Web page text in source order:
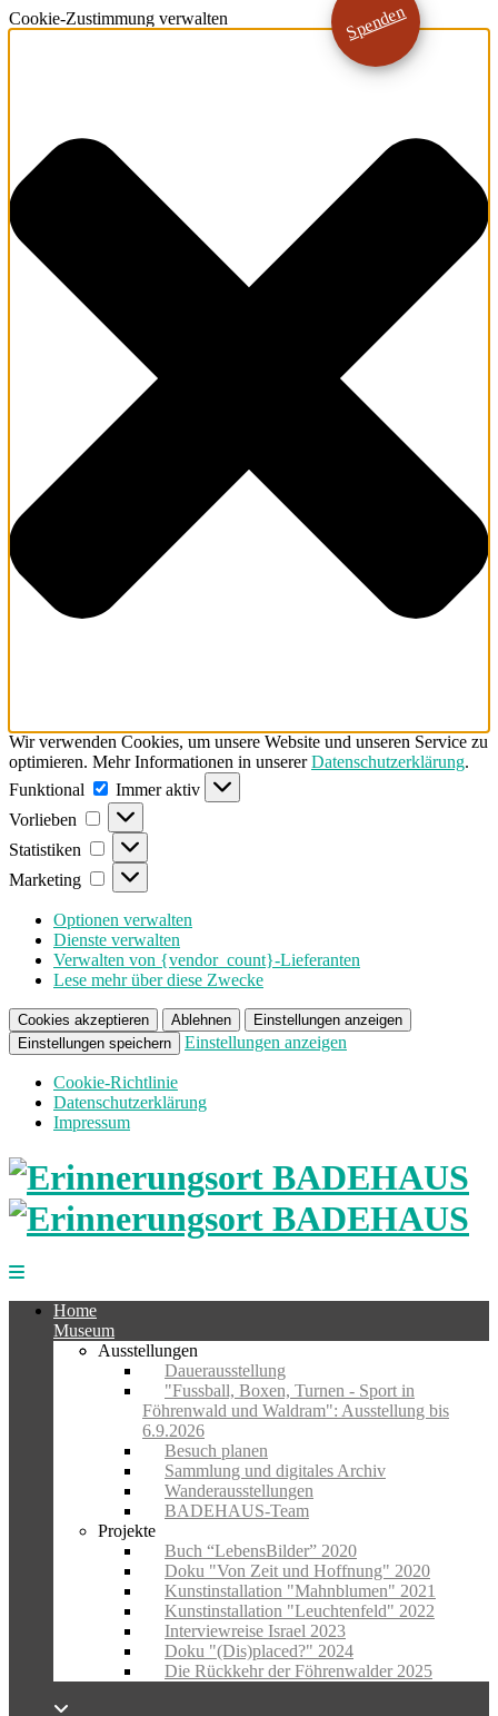
Cookie-Zustimmung verwalten
Wir verwenden Cookies, um unsere Website und unseren Service zu
optimieren. Mehr Informationen in unsererDatenschutzerklärung.
Funktional
Funktional
Immer aktiv
Vorlieben
Vorlieben
Statistiken Statistiken
Marketing Marketing
Optionen verwalten
Dienste verwalten
Verwalten von {vendor_count}-Lieferanten
Lese mehr über diese Zwecke
Cookies akzeptieren Ablehnen
Einstellungen anzeigen
Einstellungen speichern
Einstellungen anzeigen
Cookie-Richtlinie
Datenschutzerklärung
Impressum
Spenden
Home
Museum
Ausstellungen
Dauerausstellung
"Fussball, Boxen, Turnen - Sport in
Föhrenwald und Waldram": Ausstellung bis
6.9.2026
Besuch planen
Sammlung und digitales Archiv
Wanderausstellungen
BADEHAUS-Team
Projekte
Buch “LebensBilder” 2020
Doku "Von Zeit und Hoffnung" 2020
Kunstinstallation "Mahnblumen" 2021
Kunstinstallation "Leuchtenfeld" 2022
Interviewreise Israel 2023
Doku "(Dis)placed?" 2024
Die Rückkehr der Föhrenwalder 2025